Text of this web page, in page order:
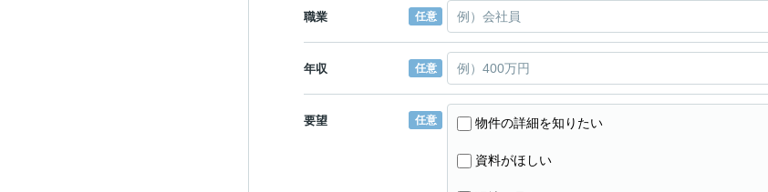
職業 任意
年収 任意
要望 任意 物件の詳細を知りたい
資料がほしい